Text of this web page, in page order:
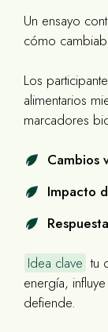
Un ensayo
cómo
Los
alimentarios
marcadores
Cambios
Impacto
Idea clave tu
energía,
defiende.